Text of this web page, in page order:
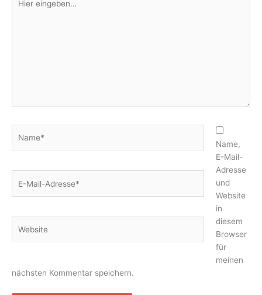
eingeben…
Mail-
Name,
E-Mail-
Adresse
und
Website
in
diesem
Browser
für
meinen
nächsten Kommentar speichern.